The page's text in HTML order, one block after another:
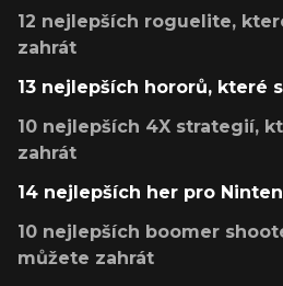
12 nejlepších roguelite,
zahrát
13 nejlepších hororů, které
10 nejlepších 4X strategií,
zahrát
14 nejlepších her pro
10 nejlepších boomer
můžete zahrát